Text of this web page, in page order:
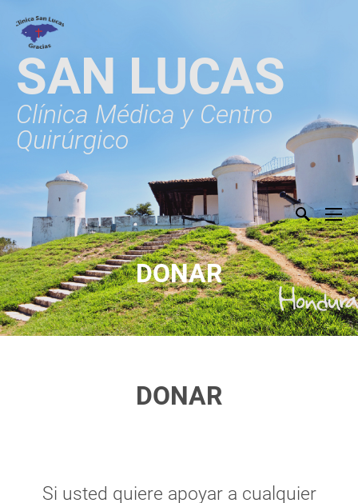
SAN LUCAS
Clínica Médica y Centro
Quirúrgico
DONAR
DONAR
Si usted quiere apoyar a cualquier